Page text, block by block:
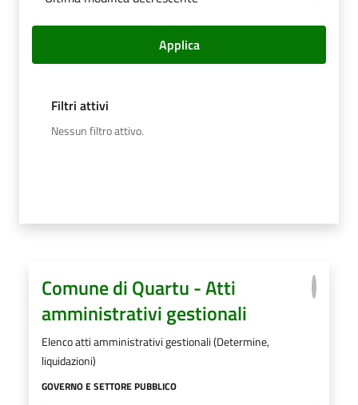
Applica
Filtri attivi
Nessun filtro attivo.
Comune di Quartu - Atti
amministrativi gestionali
Elenco atti amministrativi gestionali (Determine,
liquidazioni)
GOVERNO E SETTORE PUBBLICO